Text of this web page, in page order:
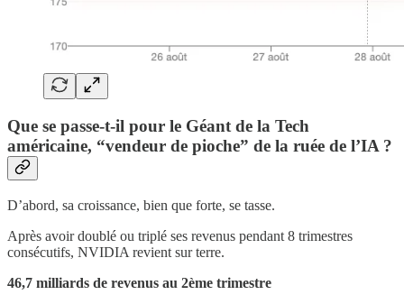
Que se passe-t-il pour le Géant de la Tech
américaine, “vendeur de pioche” de la ruée de l’IA ?
D’abord, sa croissance, bien que forte, se tasse.
Après avoir doublé ou triplé ses revenus pendant 8 trimestres
consécutifs, NVIDIA revient sur terre.
46,7 milliards de revenus au 2ème trimestre